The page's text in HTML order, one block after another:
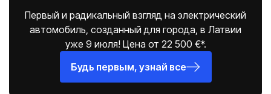
Первый и радикальный взгляд на электрический
автомобиль, созданный для города, в Латвии
уже 9 июля! Цена от 22 500 €*.
Будь первым, узнай все